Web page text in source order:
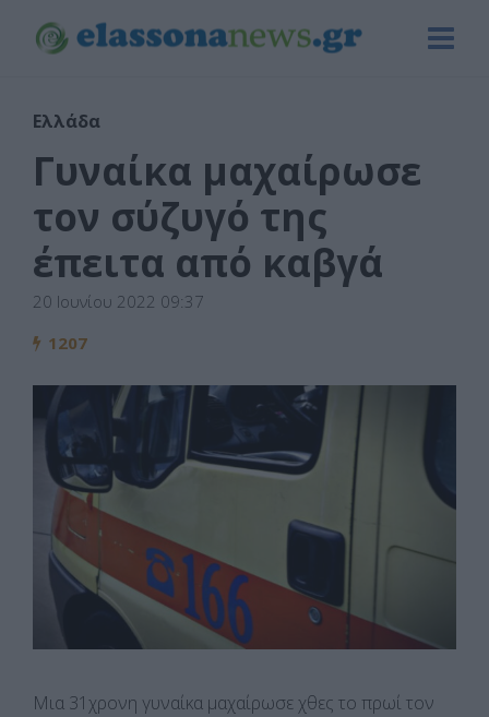
Ελλάδα
Γυναίκα μαχαίρωσε
τον σύζυγό της
έπειτα από καβγά
20 Ιουνίου 2022 09:37
1207
Μια 31χρονη γυναίκα μαχαίρωσε χθες το πρωί τον